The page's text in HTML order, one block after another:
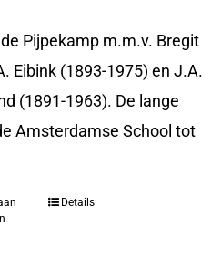
Pijpekamp m.m.v. Bregit
Eibink (1893-1975) en J.A.
(1891-1963). De lange
Amsterdamse School tot
Details